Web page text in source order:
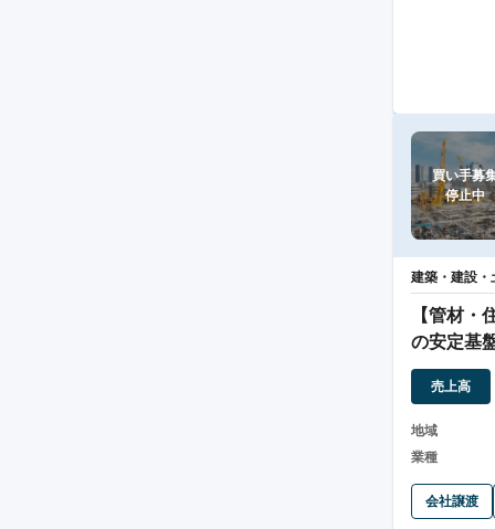
買い手募
停止中
建築・建設・
【管材・
の安定基
散
売上高
地域
業種
会社譲渡